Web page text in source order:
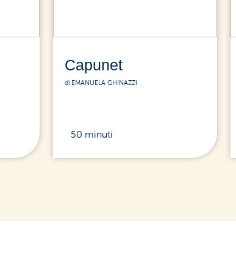
Capunet
di EMANUELA GHINAZZI
50 minuti